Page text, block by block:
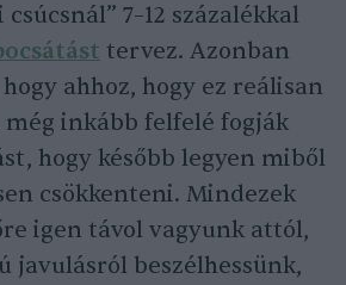
7–12 százalékkal
tervez. Azonban
ahhoz, hogy ez reálisan
inkább felfelé fogják
hogy később legyen miből
csökkenteni. Mindezek
igen távol vagyunk attól,
javulásról beszélhessünk,